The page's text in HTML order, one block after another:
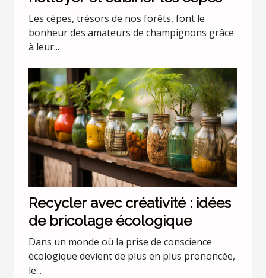
Les cèpes, trésors de nos forêts, font le
bonheur des amateurs de champignons grâce
à leur...
Recycler avec créativité : idées
de bricolage écologique
Dans un monde où la prise de conscience
écologique devient de plus en plus prononcée,
le...